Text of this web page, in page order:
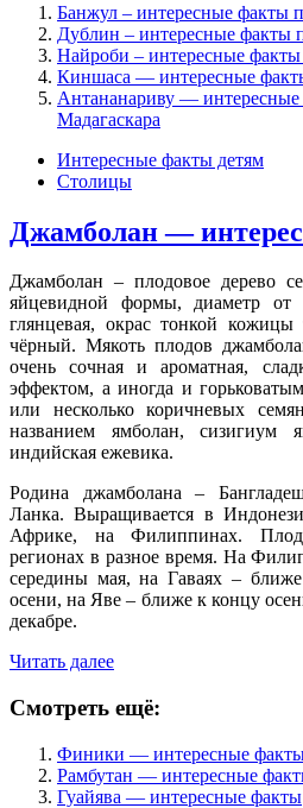
Банжул – интересные факты
Дублин – интересные факты
Найроби – интересные
Киншаса — интересные
Антананариву —
Мадагаскара
Интересные факты детям
Столицы
Джамболан —
Джамболан – плодовое дерево
яйцевидной формы, диаметр
глянцевая, окрас тонкой
чёрный. Мякоть плодов
очень сочная и ароматная,
эффектом, а иногда и
или несколько коричневых
названием ямболан, сизигиум
индийская ежевика.
Родина джамболана –
Ланка. Выращивается в
Африке, на Филиппинах.
регионах в разное время. На
середины мая, на Гаваях –
осени, на Яве – ближе к концу
декабре.
Читать далее
Смотреть ещё:
Финики — интересные
Рамбутан — интересные
Гуайява — интересные факты